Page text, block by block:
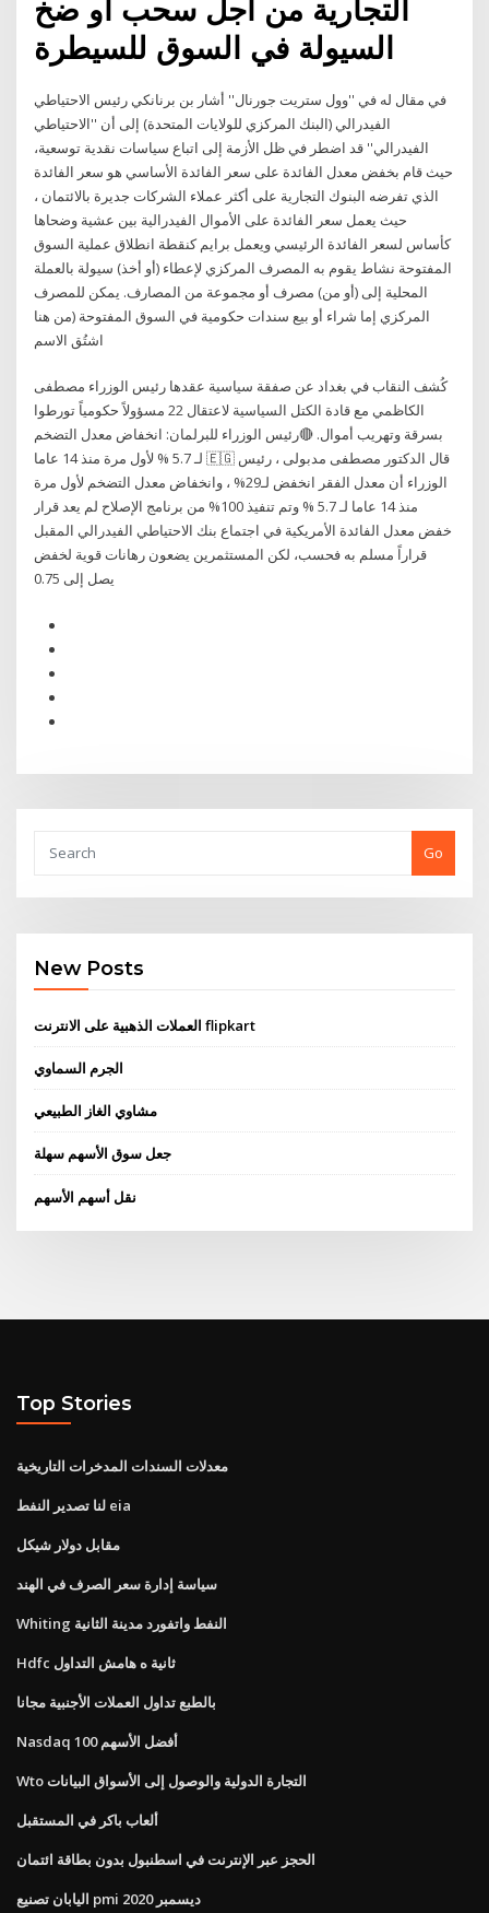
التجارية من أجل سحب أو ضخ
السيولة في السوق للسيطرة
في مقال له في ''وول ستريت جورنال'' أشار بن برنانكي رئيس الاحتياطي
الفيدرالي (البنك المركزي للولايات المتحدة) إلى أن ''الاحتياطي
الفيدرالي'' قد اضطر في ظل الأزمة إلى اتباع سياسات نقدية توسعية،
حيث قام بخفض معدل الفائدة على سعر الفائدة الأساسي هو سعر الفائدة
الذي تفرضه البنوك التجارية على أكثر عملاء الشركات جديرة بالائتمان ،
حيث يعمل سعر الفائدة على الأموال الفيدرالية بين عشية وضحاها
كأساس لسعر الفائدة الرئيسي ويعمل برايم كنقطة انطلاق عملية السوق
المفتوحة نشاط يقوم به المصرف المركزي لإعطاء (أو أخذ) سيولة بالعملة
المحلية إلى (أو من) مصرف أو مجموعة من المصارف. يمكن للمصرف
المركزي إما شراء أو بيع سندات حكومية في السوق المفتوحة (من هنا
اشتُق الاسم
كُشف النقاب في بغداد عن صفقة سياسية عقدها رئيس الوزراء مصطفى
الكاظمي مع قادة الكتل السياسية لاعتقال 22 مسؤولاً حكومياً تورطوا
بسرقة وتهريب أموال. 🔴رئيس الوزراء للبرلمان: انخفاض معدل التضخم
لـ 5.7 % لأول مرة منذ 14 عاما 🇪🇬 قال الدكتور مصطفى مدبولى ، رئيس
الوزراء أن معدل الفقر انخفض لـ29% ، وانخفاض معدل التضخم لأول مرة
منذ 14 عاما لـ 5.7 % وتم تنفيذ 100% من برنامج الإصلاح لم يعد قرار
خفض معدل الفائدة الأمريكية في اجتماع بنك الاحتياطي الفيدرالي المقبل
قراراً مسلم به فحسب، لكن المستثمرين يضعون رهانات قوية لخفض
يصل إلى 0.75
Go
New Posts
العملات الذهبية على الانترنت flipkart
الجرم السماوي
مشاوي الغاز الطبيعي
جعل سوق الأسهم سهلة
نقل أسهم الأسهم
Top Stories
معدلات السندات المدخرات التاريخية
لنا تصدير النفط eia
مقابل دولار شيكل
سياسة إدارة سعر الصرف في الهند
Whiting النفط واتفورد مدينة الثانية
Hdfc ثانية ه هامش التداول
بالطبع تداول العملات الأجنبية مجانا
Nasdaq 100 أفضل الأسهم
Wto التجارة الدولية والوصول إلى الأسواق البيانات
ألعاب باكر في المستقبل
الحجز عبر الإنترنت في اسطنبول بدون بطاقة ائتمان
اليابان تصنيع pmi ديسمبر 2020